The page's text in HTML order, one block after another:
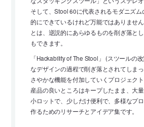
そして、Stool 60に代表されるモダニズ
的にできているけれど万能ではありませ
とは、逆説的にあらゆるものを削ぎ落と
もできます。
「Hackability of The Stool」 (スツールの
なデザインの過程で削ぎ落とされてしま
さやかな機能を付加していくプロジェク
産品の良いところはキープしたまま、大
小ロットで、少しだけ便利で、多様なプ
作るためのリサーチとアイデア集です。